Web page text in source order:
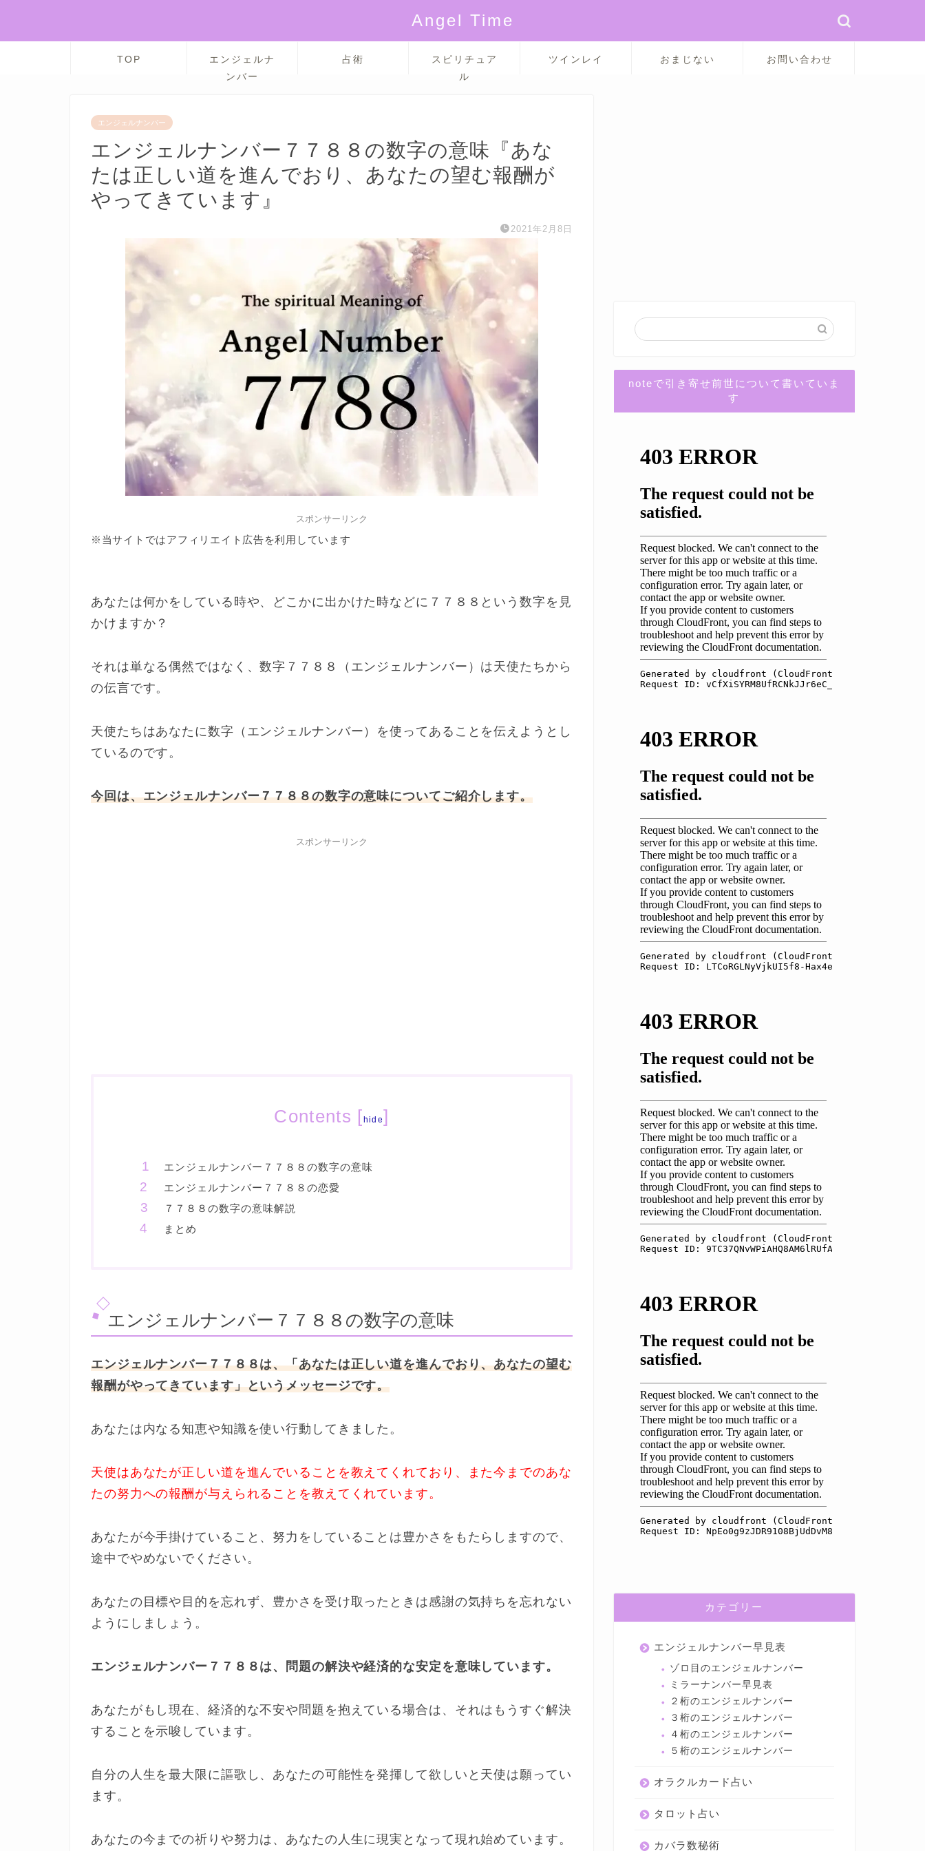
Angel Time
TOP
エンジェルナ
ンバー
占術
スピリチュア
ル
ツインレイ おまじない お問い合わせ
エンジェルナンバー
エンジェルナンバー７７８８の数字の意味『あな
たは正しい道を進んでおり、あなたの望む報酬が
やってきています』
2021年2月8日
スポンサーリンク
※当サイトではアフィリエイト広告を利用しています
あなたは何かをしている時や、どこかに出かけた時などに７７８８という数字を見
かけますか？
それは単なる偶然ではなく、数字７７８８（エンジェルナンバー）は天使たちから
の伝言です。
天使たちはあなたに数字（エンジェルナンバー）を使ってあることを伝えようとし
ているのです。
今回は、エンジェルナンバー７７８８の数字の意味についてご紹介します。
スポンサーリンク
Contents [ hide]
エンジェルナンバー７７８８の数字の意味
エンジェルナンバー７７８８の恋愛
７７８８の数字の意味解説
まとめ
エンジェルナンバー７７８８の数字の意味
エンジェルナンバー７７８８は、「あなたは正しい道を進んでおり、あなたの望む
報酬がやってきています」というメッセージです。
あなたは内なる知恵や知識を使い行動してきました。
天使はあなたが正しい道を進んでいることを教えてくれており、また今までのあな
たの努力への報酬が与えられることを教えてくれています。
あなたが今手掛けていること、努力をしていることは豊かさをもたらしますので、
途中でやめないでください。
あなたの目標や目的を忘れず、豊かさを受け取ったときは感謝の気持ちを忘れない
ようにしましょう。
エンジェルナンバー７７８８は、問題の解決や経済的な安定を意味しています。
あなたがもし現在、経済的な不安や問題を抱えている場合は、それはもうすぐ解決
することを示唆しています。
自分の人生を最大限に謳歌し、あなたの可能性を発揮して欲しいと天使は願ってい
ます。
あなたの今までの祈りや努力は、あなたの人生に現実となって現れ始めています。
noteで引き寄せ前世について書いていま
す
カテゴリー
エンジェルナンバー早見表
ゾロ目のエンジェルナンバー
ミラーナンバー早見表
２桁のエンジェルナンバー
３桁のエンジェルナンバー
４桁のエンジェルナンバー
５桁のエンジェルナンバー
オラクルカード占い
タロット占い
カバラ数秘術